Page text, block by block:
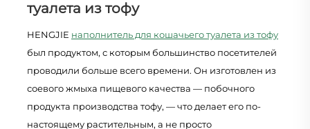
туалета из тофу
HENGJIE наполнитель для кошачьего туалета из тофу
был продуктом, с которым большинство посетителей
проводили больше всего времени. Он изготовлен из
соевого жмыха пищевого качества — побочного
продукта производства тофу, — что делает его по-
настоящему растительным, а не просто